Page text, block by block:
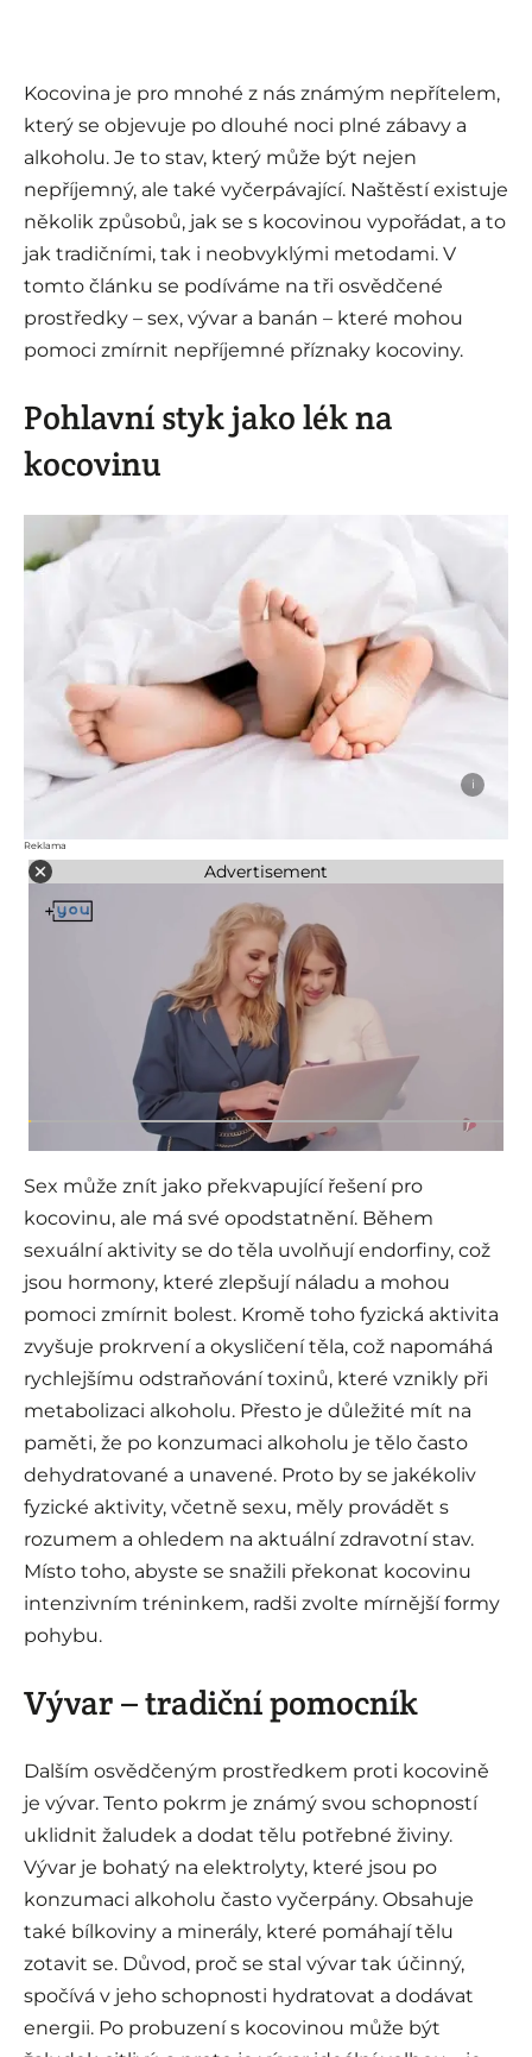
Kocovina je pro mnohé z nás známým nepřítelem,
který se objevuje po dlouhé noci plné zábavy a
alkoholu. Je to stav, který může být nejen
nepříjemný, ale také vyčerpávající. Naštěstí existuje
několik způsobů, jak se s kocovinou vypořádat, a to
jak tradičními, tak i neobvyklými metodami. V
tomto článku se podíváme na tři osvědčené
prostředky – sex, vývar a banán – které mohou
pomoci zmírnit nepříjemné příznaky kocoviny.
Pohlavní styk jako lék na
kocovinu
i
Reklama
Advertisement
Sex může znít jako překvapující řešení pro
kocovinu, ale má své opodstatnění. Během
sexuální aktivity se do těla uvolňují endorfiny, což
jsou hormony, které zlepšují náladu a mohou
pomoci zmírnit bolest. Kromě toho fyzická aktivita
zvyšuje prokrvení a okysličení těla, což napomáhá
rychlejšímu odstraňování toxinů, které vznikly při
metabolizaci alkoholu. Přesto je důležité mít na
paměti, že po konzumaci alkoholu je tělo často
dehydratované a unavené. Proto by se jakékoliv
fyzické aktivity, včetně sexu, měly provádět s
rozumem a ohledem na aktuální zdravotní stav.
Místo toho, abyste se snažili překonat kocovinu
intenzivním tréninkem, radši zvolte mírnější formy
pohybu.
Vývar – tradiční pomocník
Dalším osvědčeným prostředkem proti kocovině
je vývar. Tento pokrm je známý svou schopností
uklidnit žaludek a dodat tělu potřebné živiny.
Vývar je bohatý na elektrolyty, které jsou po
konzumaci alkoholu často vyčerpány. Obsahuje
také bílkoviny a minerály, které pomáhají tělu
zotavit se. Důvod, proč se stal vývar tak účinný,
spočívá v jeho schopnosti hydratovat a dodávat
energii. Po probuzení s kocovinou může být